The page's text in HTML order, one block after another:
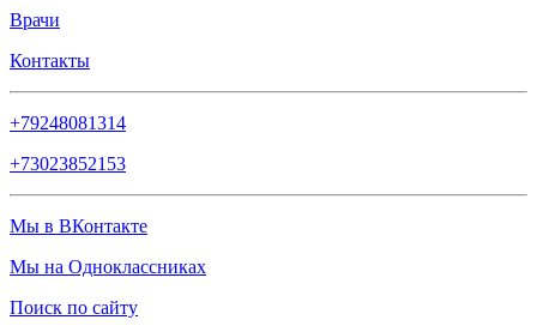
Врачи
Контакты
+79248081314
+73023852153
Мы в ВКонтакте
Мы на Одноклассниках
Поиск по сайту